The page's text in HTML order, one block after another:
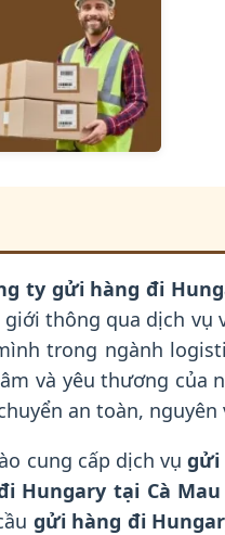
ty gửi hàng đi
thông qua dịch vụ
trong ngành
và yêu thương của
an toàn,
cung cấp dịch vụgửi
Hungary tại Cà Mau
gửi hàng đi